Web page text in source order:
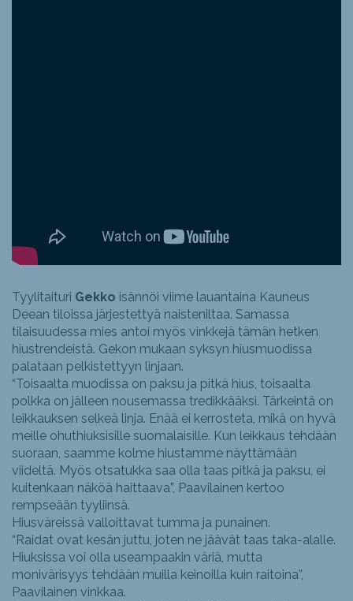
Tyylitaituri Gekko isännöi viime lauantaina Kauneus
Deean tiloissa järjestettyä naisteniltaa. Samassa
tilaisuudessa mies antoi myös vinkkejä tämän hetken
hiustrendeistä. Gekon mukaan syksyn hiusmuodissa
palataan pelkistettyyn linjaan.
“Toisaalta muodissa on paksu ja pitkä hius, toisaalta
polkka on jälleen nousemassa tredikkääksi. Tärkeintä on
leikkauksen selkeä linja. Enää ei kerrosteta, mikä on hyvä
meille ohuthiuksisille suomalaisille. Kun leikkaus tehdään
suoraan, saamme kolme hiustamme näyttämään
viideltä. Myös otsatukka saa olla taas pitkä ja paksu, ei
kuitenkaan näköä haittaava”, Paavilainen kertoo
rempseään tyyliinsä.
Hiusväreissä valloittavat tumma ja punainen.
“Raidat ovat kesän juttu, joten ne jäävät taas taka-alalle.
Hiuksissa voi olla useampaakin väriä, mutta
monivärisyys tehdään muilla keinoilla kuin raitoina”,
Paavilainen vinkkaa.